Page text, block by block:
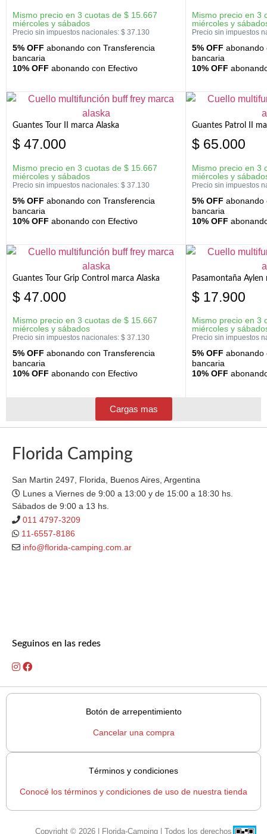
Mismo precio en 3 cuotas de $ 15.667
miércoles y sábados
Precio sin impuestos nacionales: $ 37.130
5% OFF abonando con Transferencia
bancaria
10% OFF abonando con Efectivo
Mismo precio en 3
miércoles y
Precio sin impuestos
5% OFF abonando
bancaria
10% OFF
Guantes Tour II marca Alaska
$ 47.000
Mismo precio en 3 cuotas de $ 15.667
miércoles y sábados
Precio sin impuestos nacionales: $ 37.130
5% OFF abonando con Transferencia
bancaria
10% OFF abonando con Efectivo
Guantes Patrol II
$ 65.000
Mismo precio en 3
miércoles y
Precio sin impuestos
5% OFF abonando
bancaria
10% OFF
Guantes Tour Grip Control marca Alaska
$ 47.000
Mismo precio en 3 cuotas de $ 15.667
miércoles y sábados
Precio sin impuestos nacionales: $ 37.130
5% OFF abonando con Transferencia
bancaria
10% OFF abonando con Efectivo
Pasamontaña Aylen
$ 17.900
Mismo precio en 3
miércoles y
Precio sin impuestos
5% OFF abonando
bancaria
10% OFF
Cargas mas
Florida Camping
San Martin 2497, Florida, Buenos Aires, Argentina
Lunes a Viernes de 9:00 a 13:00 y de 15:00 a 18:30 hs.
Sábados de 9:00 a 13 hs.
011 4797-3209
11-6557-8186
info@florida-camping.com.ar
Seguinos en las redes
Botón de arrepentimiento
Cancelar una compra
Términos y condiciones
Conocé los términos y condiciones de uso de nuestra tienda
Copyright © 2026 | Florida-Camping | Todos los derechos